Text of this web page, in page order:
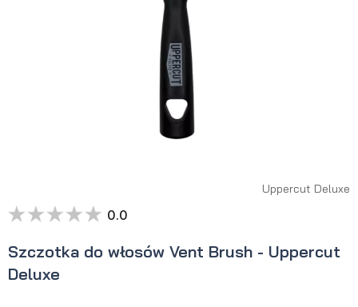
Uppercut Deluxe
Szczotka do włosów Vent Brush - Uppercut
Deluxe
0.0